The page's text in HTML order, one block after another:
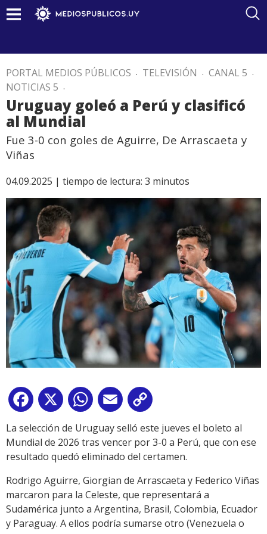
PORTAL MEDIOS PÚBLICOS . TELEVISIÓN . CANAL 5 .
NOTICIAS 5 .
Uruguay goleó a Perú y clasificó
al Mundial
Fue 3-0 con goles de Aguirre, De Arrascaeta y
Viñas
04.09.2025 | tiempo de lectura: 3 minutos
Facebook
X WhatsApp
Email
Link
La selección de Uruguay selló este jueves el boleto al
Mundial de 2026 tras vencer por 3-0 a Perú, que con ese
resultado quedó eliminado del certamen.
Rodrigo Aguirre, Giorgian de Arrascaeta y Federico Viñas
marcaron para la Celeste, que representará a
Sudamérica junto a Argentina, Brasil, Colombia, Ecuador
y Paraguay. A ellos podría sumarse otro (Venezuela o